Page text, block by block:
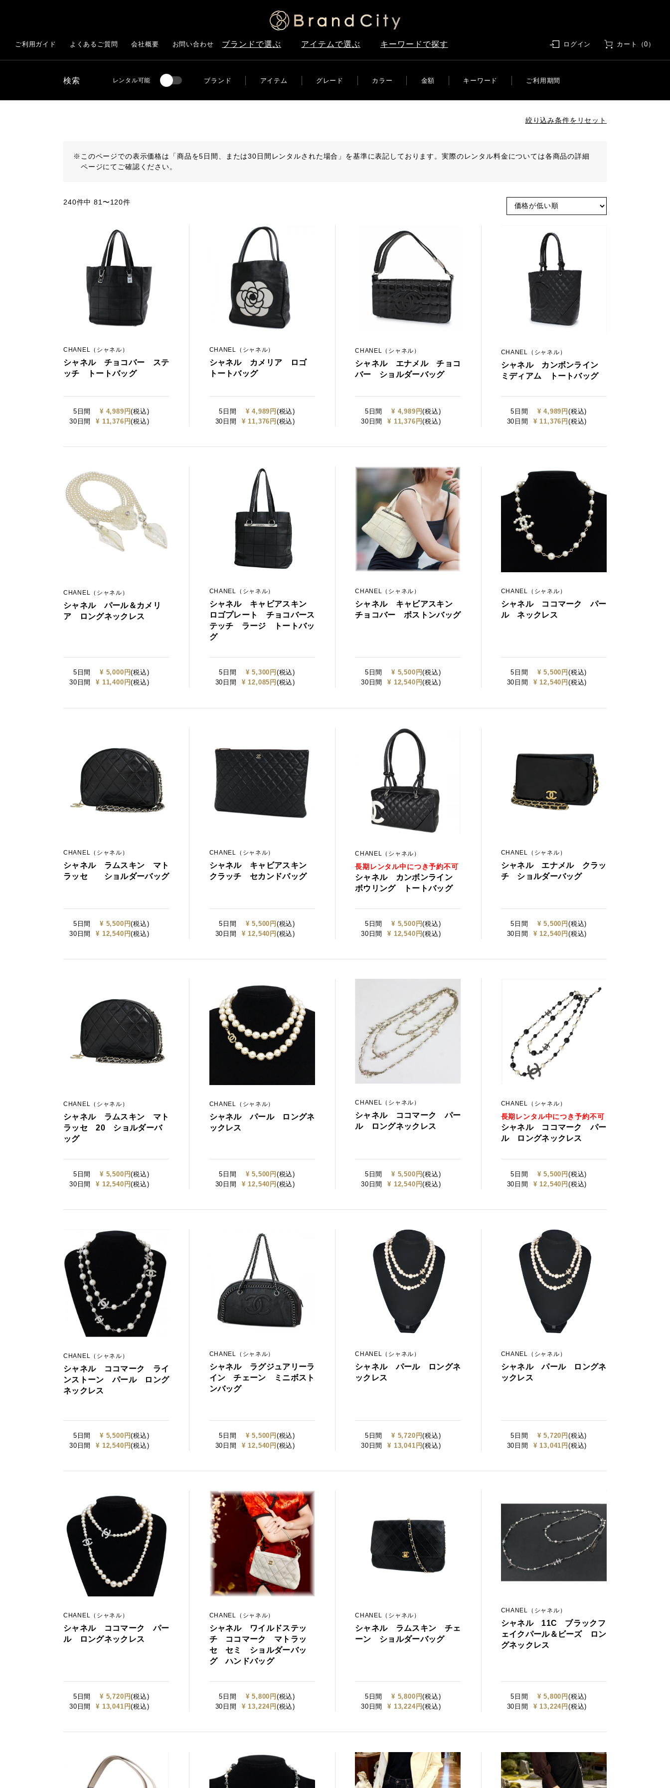
ブランドで選ぶ アイテムで選ぶ キーワードで探す
ご利用ガイド よくあるご質問 会社概要 お問い合わせ ログイン カート（0）
検索 レンタル可能 ブランド アイテム グレード カラー 金額 キーワード ご利用期間
絞り込み条件をリセット
※ このページでの表示価格は「商品を5日間、または30日間レンタルされた場合」を基準に表記しております。実際のレンタル料金については各商品の詳細
ページにてご確認ください。
240件中 81〜120件
CHANEL（シャネル）
シャネル チョコバー ステ
ッチ トートバッグ
5日間 ¥ 4,989円(税込)
30日間
¥ 11,376円(税込)
CHANEL（シャネル）
シャネル カメリア ロゴ
トートバッグ
5日間 ¥ 4,989円(税込)
30日間
¥ 11,376円(税込)
CHANEL（シャネル）
シャネル エナメル チョコ
バー ショルダーバッグ
5日間 ¥ 4,989円(税込)
30日間
¥ 11,376円(税込)
CHANEL（シャネル）
シャネル カンボンライン
ミディアム トートバッグ
5日間 ¥ 4,989円(税込)
30日間
¥ 11,376円(税込)
CHANEL（シャネル）
シャネル パール＆カメリ
ア ロングネックレス
5日間 ¥ 5,000円(税込)
30日間
¥ 11,400円(税込)
CHANEL（シャネル）
シャネル キャビアスキン
ロゴプレート チョコバース
テッチ ラージ トートバッ
グ
5日間 ¥ 5,300円 (税込)
30日間
¥ 12,085円 (税込)
CHANEL（シャネル）
シャネル キャビアスキン
チョコバー ボストンバッグ
5日間 ¥ 5,500円(税込)
30日間
¥ 12,540円(税込)
CHANEL（シャネル）
シャネル ココマーク パー
ル ネックレス
5日間 ¥ 5,500円 (税込)
30日間
¥ 12,540円 (税込)
CHANEL（シャネル）
シャネル ラムスキン マト
ラッセ ショルダーバッグ
5日間 ¥ 5,500円(税込)
30日間
¥ 12,540円(税込)
CHANEL（シャネル）
シャネル キャビアスキン
クラッチ セカンドバッグ
5日間 ¥ 5,500円 (税込)
30日間
¥ 12,540円 (税込)
CHANEL（シャネル）
長期レンタル中につき予約不可
シャネル カンボンライン
ボウリング トートバッグ
5日間 ¥ 5,500円(税込)
30日間
¥ 12,540円(税込)
CHANEL（シャネル）
シャネル エナメル クラッ
チ ショルダーバッグ
5日間 ¥ 5,500円 (税込)
30日間
¥ 12,540円 (税込)
CHANEL（シャネル）
シャネル ラムスキン マト
ラッセ 20 ショルダーバ
ッグ
5日間 ¥ 5,500円(税込)
30日間
¥ 12,540円(税込)
CHANEL（シャネル）
シャネル パール ロングネ
ックレス
5日間 ¥ 5,500円 (税込)
30日間
¥ 12,540円 (税込)
CHANEL（シャネル）
シャネル ココマーク パー
ル ロングネックレス
5日間 ¥ 5,500円(税込)
30日間
¥ 12,540円(税込)
CHANEL（シャネル）
長期レンタル中につき予約不可
シャネル ココマーク パー
ル ロングネックレス
5日間 ¥ 5,500円 (税込)
30日間
¥ 12,540円 (税込)
CHANEL（シャネル）
シャネル ココマーク ライ
ンストーン パール ロング
ネックレス
5日間 ¥ 5,500円(税込)
30日間
¥ 12,540円(税込)
CHANEL（シャネル）
シャネル ラグジュアリーラ
イン チェーン ミニボスト
ンバッグ
5日間 ¥ 5,500円(税込)
30日間
¥ 12,540円(税込)
CHANEL（シャネル）
シャネル パール ロングネ
ックレス
5日間 ¥ 5,720円(税込)
30日間
¥ 13,041円(税込)
CHANEL（シャネル）
シャネル パール ロングネ
ックレス
5日間 ¥ 5,720円(税込)
30日間
¥ 13,041円(税込)
CHANEL（シャネル）
シャネル ココマーク パー
ル ロングネックレス
5日間 ¥ 5,720円(税込)
30日間
¥ 13,041円(税込)
CHANEL（シャネル）
シャネル ワイルドステッ
チ ココマーク マトラッ
セ セミ ショルダーバッ
グ ハンドバッグ
5日間 ¥ 5,800円 (税込)
30日間
¥ 13,224円 (税込)
CHANEL（シャネル）
シャネル ラムスキン チェ
ーン ショルダーバッグ
5日間 ¥ 5,800円(税込)
30日間
¥ 13,224円(税込)
CHANEL（シャネル）
シャネル 11C ブラックフ
ェイクパール＆ビーズ ロン
グネックレス
5日間 ¥ 5,800円 (税込)
30日間
¥ 13,224円 (税込)